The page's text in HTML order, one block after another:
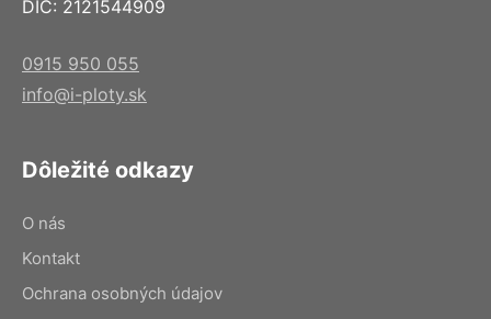
DIČ: 2121544909
0915 950 055
info@i-ploty.sk
Dôležité odkazy
O nás
Kontakt
Ochrana osobných údajov